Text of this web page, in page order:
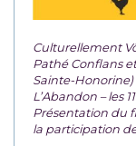
Culturellement
Pathé Conflans
Sainte-
L’Abandon – les
Présentation du
la participation